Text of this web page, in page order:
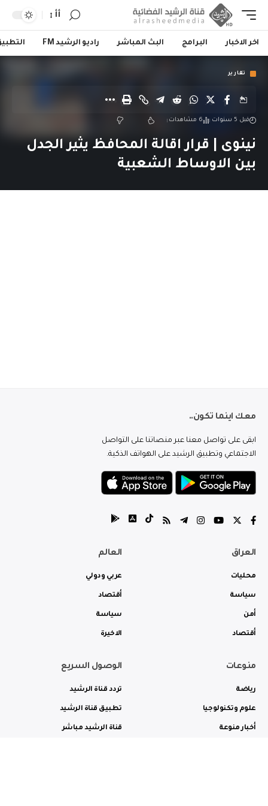
أأ
اخر الاخبار البرامج البث المباشر راديو الرشيد FM
تقارير
قبل 5 سنوات 6 مشاهدات
نينوى | قرار اقالة المحافظ يثير الجدل
بين الاوساط الشعبية
معك اينما تكون..
ابقى على تواصل معنا عبر منصاتنا على التواصل
الاجتماعي وتطبيق الرشيد على الهواتف الذكية.
العراق
محليات
سياسة
أمن
أقتصاد
العالم
عربي ودولي
أقتصاد
سياسة
الاخيرة
منوعات
رياضة
علوم وتكنولوجيا
أخبار منوعة
الوصول السريع
تردد قناة الرشيد
تطبيق قناة الرشيد
قناة الرشيد مباشر